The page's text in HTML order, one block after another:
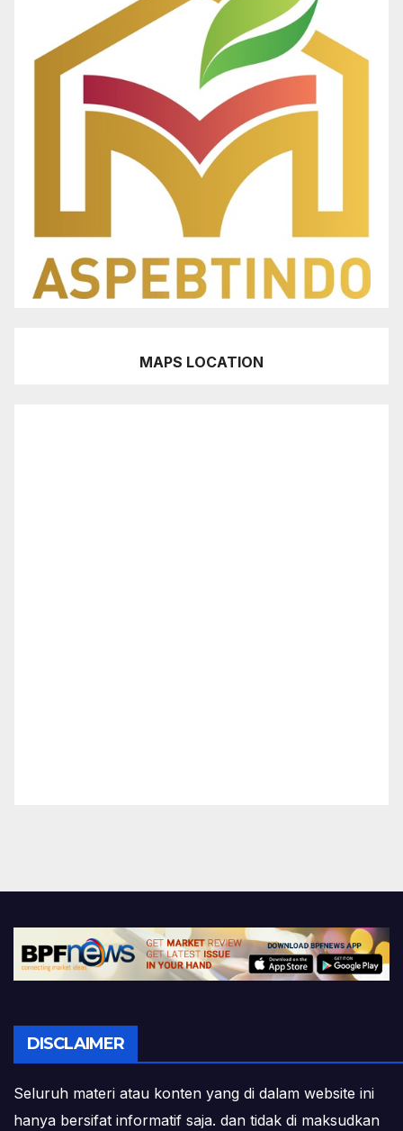
MAPS LOCATION
DISCLAIMER
Seluruh materi atau konten yang di dalam website ini
hanya bersifat informatif saja. dan tidak di maksudkan